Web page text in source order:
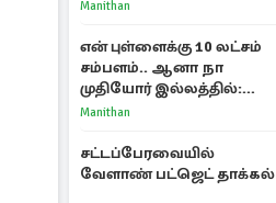
Manithan
என் புள்ளைக்கு 10 லட்சம்
சம்பளம்.. ஆனா நா
முதியோர் இல்லத்தில்:
நடிகரின் கண்ணீர் பேட்டி
Manithan
சட்டப்பேரவையில்
வேளாண் பட்ஜெட் தாக்கல்